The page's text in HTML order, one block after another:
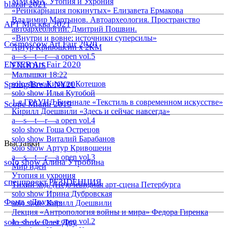
blazar 2021
АРТ Москва 2021
Cosmoscow Art Fair 2020
ENTER Art Fair 2020
Spring/Break NY20
Scope Miami 2019
Выставки
solo show Алина Утробина
спецпроект РЕЗIDЕНЦИЯ
Фонд «Друзья»
solo show Олег Доу
«Реинкарнация покинутых» Елизавета Ермакова
Владимир Мартынов. Автоархеология. Пространство
автоархеологии. Дмитрий Пошвин.
«Внутри и вовне: источники суперсилы»
Артур Кривошеин х 2КМ
a—s—t—r—a open vol.5
EXODUS
Малышки 18:22
solo show Кирилл Котешов
solo show Илья Кутобой
1-я ГРАУНД Биеннале «Текстиль в современном искусстве»
Кирилл Доешвили «Здесь и сейчас навсегда»
a—s—t—r—a open vol.4
solo show Гоша Острецов
solo show Виталий Барабанов
solo show Артур Кривошеин
a—s—t—r—a open vol.3
Мир идей
Утопия и ухрония
Тихий ход. (Не)очевидная арт-сцена Петербурга
solo show Ирина Дубровская
solo show Кирилл Доешвили
Лекция «Антропология войны и мира» Федора Гиренка
a—s—t—r—a open vol.2